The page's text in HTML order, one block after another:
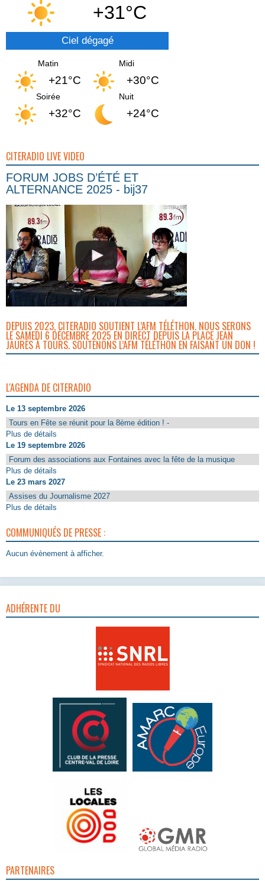
+31°C
Ciel dégagé
Matin
+21°C
Midi
+30°C
Soirée
+32°C
Nuit
+24°C
CITERADIO LIVE VIDEO
FORUM JOBS D’ÉTÉ ET
ALTERNANCE 2025 - bij37
DEPUIS 2023, CITERADIO SOUTIENT L’AFM TÉLÉTHON. NOUS SERONS
LE SAMEDI 6 DÉCEMBRE 2025 EN DIRECT DEPUIS LA PLACE JEAN
JAURÈS À TOURS. SOUTENONS L’AFM TÉLÉTHON EN FAISANT UN DON !
L'AGENDA DE CITERADIO
Le 13 septembre 2026
Tours en Fête se réunit pour la 8ème édition ! -
Plus de détails
Le 19 septembre 2026
Forum des associations aux Fontaines avec la fête de la musique
Plus de détails
Le 23 mars 2027
Assises du Journalisme 2027
Plus de détails
COMMUNIQUÉS DE PRESSE :
Aucun évènement à afficher.
ADHÉRENTE DU
PARTENAIRES